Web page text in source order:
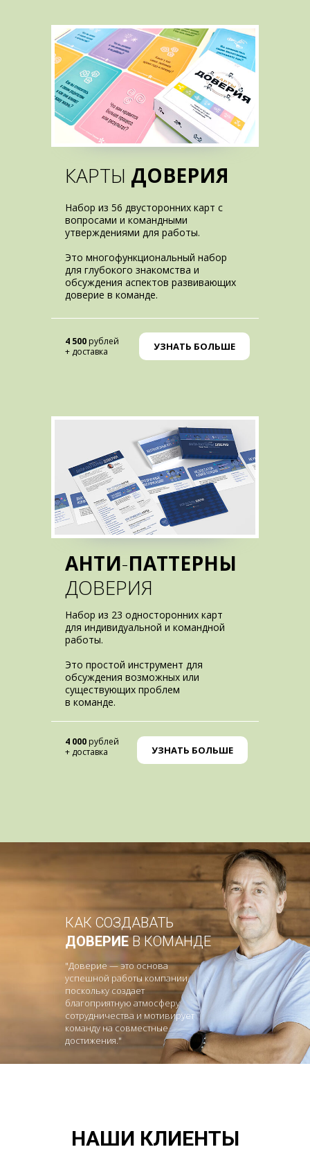
Набор из 23 односторонних карт
для индивидуальной и командной
работы.
Это простой инструмент для
обсуждения возможных или
существующих проблем
в команде.
Набор из 56 двусторонних карт с
вопросами и командными
утверждениями для работы.
Это многофункциональный набор
для глубокого знакомства и
обсуждения аспектов развивающих
доверие в команде.
АНТИ-ПАТТЕРНЫ
ДОВЕРИЯ
КАРТЫ ДОВЕРИЯ
УЗНАТЬ БОЛЬШЕ
УЗНАТЬ БОЛЬШЕ
4 500 рублей
+ доставка
4 000 рублей
+ доставка
КАК СОЗДАВАТЬ
ДОВЕРИЕВ КОМАНДЕ
"Доверие — это основа
успешной работы компании,
поскольку создает
благоприятную атмосферу
сотрудничества и мотивирует
команду на совместные
достижения."
НАШИ КЛИЕНТЫ